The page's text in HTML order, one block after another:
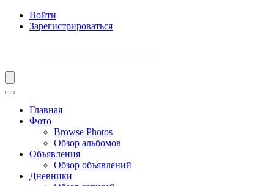
Войти
Зарегистрироваться
Главная
Фото
Browse Photos
Обзор альбомов
Объявления
Обзор объявлений
Дневники